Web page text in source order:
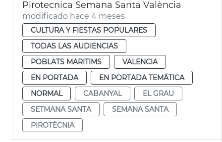
Pirotecnica Semana Santa València
modificado hace 4 meses
CULTURA Y FIESTAS POPULARES
TODAS LAS AUDIENCIAS
POBLATS MARITIMS
VALENCIA
EN PORTADA
EN PORTADA TEMÁTICA
NORMAL
CABANYAL
EL GRAU
SETMANA SANTA
SEMANA SANTA
PIROTÈCNIA